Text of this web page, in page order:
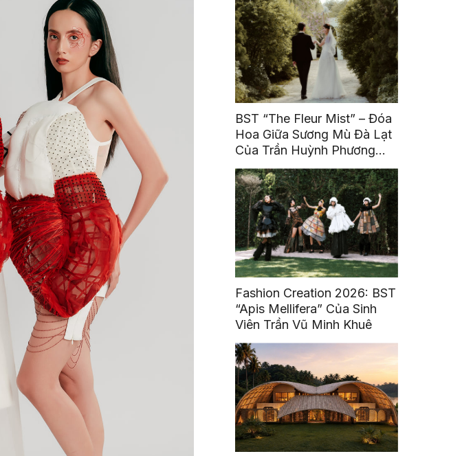
BST “The Fleur Mist” – Đóa
Hoa Giữa Sương Mù Đà Lạt
Của Trần Huỳnh Phương
Uyên
Fashion Creation 2026: BST
“Apis Mellifera” Của Sinh
Viên Trần Vũ Minh Khuê